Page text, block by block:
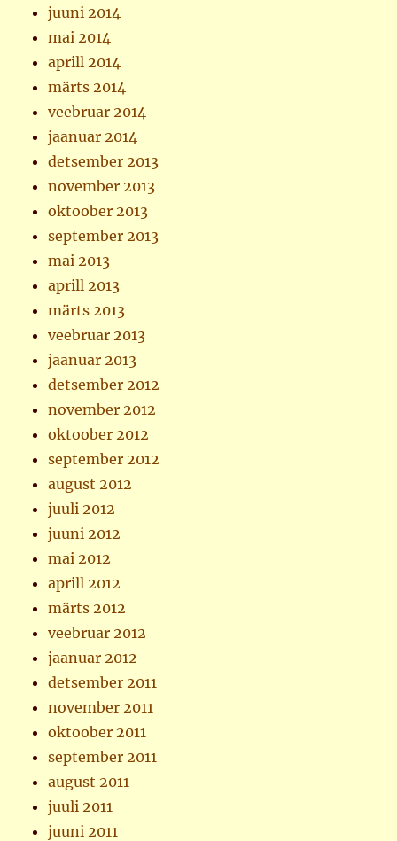
juuni 2014
mai 2014
aprill 2014
märts 2014
veebruar 2014
jaanuar 2014
detsember 2013
november 2013
oktoober 2013
september 2013
mai 2013
aprill 2013
märts 2013
veebruar 2013
jaanuar 2013
detsember 2012
november 2012
oktoober 2012
september 2012
august 2012
juuli 2012
juuni 2012
mai 2012
aprill 2012
märts 2012
veebruar 2012
jaanuar 2012
detsember 2011
november 2011
oktoober 2011
september 2011
august 2011
juuli 2011
juuni 2011